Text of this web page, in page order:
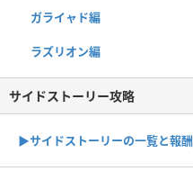
ガライャド編
ラズリオン編
サイドストーリー攻略
▶サイドストーリーの一覧と報酬